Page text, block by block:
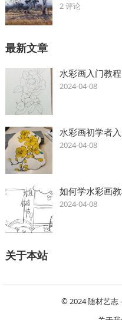
2 评论
最新文章
水彩画入门教
2024-04-08
水彩画初学者
2024-04-08
如何学水彩画
2024-04-08
关于本站
© 2024随材艺志-